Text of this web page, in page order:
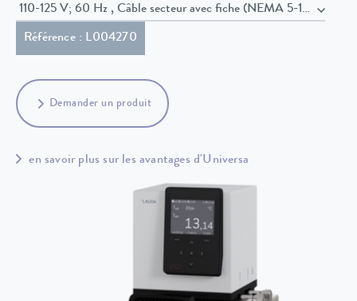
110-125 V; 60 Hz , Câble secteur avec fiche (NEMA 5-15P)
Référence : L004270
Demander un produit
en savoir plus sur les avantages d'Universa